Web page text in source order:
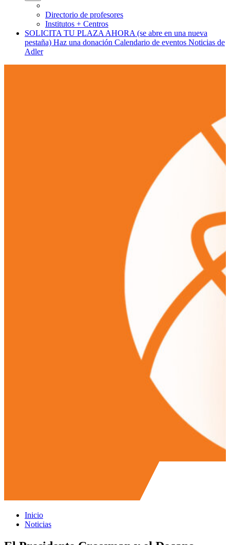
Directorio de profesores
Institutos + Centros
SOLICITA TU PLAZA AHORA (se abre en una nueva
pestaña) Haz una donación Calendario de eventos Noticias de
Adler
Inicio
Noticias